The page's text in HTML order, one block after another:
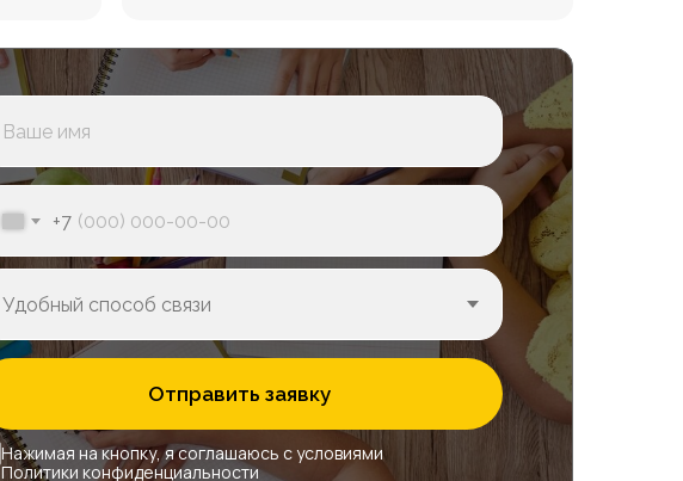
+7
Отправить заявку
Нажимая на кнопку, я соглашаюсь с условиями
Политики конфиденциальности